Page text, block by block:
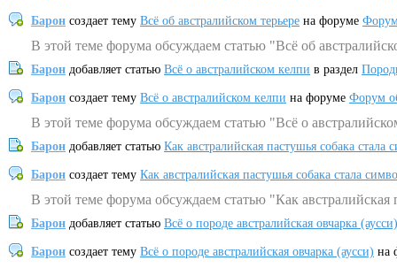
Барон создает тему Всё об австралийском терьере на форуме
В этой теме форума обсуждаем статью "Всё об
Барон добавляет статью Всё о австралийском келпи в раздел
Барон создает тему Всё о австралийском келпи на форуме Форум
В этой теме форума обсуждаем статью "Всё о
Барон добавляет статью Как австралийская пастушья собака
Барон создает тему Как австралийская пастушья собака стала
В этой теме форума обсуждаем статью "Как
Барон добавляет статью Всё о породе австралийская овчарка (аусси)
Барон создает тему Всё о породе австралийская овчарка (аусси) на